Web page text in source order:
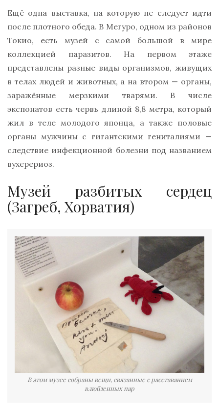
Ещё одна выставка, на которую не следует идти
после плотного обеда. В Мегуро, одном из районов
Токио, есть музей с самой большой в мире
коллекцией паразитов. На первом этаже
представлены разные виды организмов, живущих
в телах людей и животных, а на втором — органы,
заражённые мерзкими тварями. В числе
экспонатов есть червь длиной 8,8 метра, который
жил в теле молодого японца, а также половые
органы мужчины с гигантскими гениталиями —
следствие инфекционной болезни под названием
вухерериоз.
Музей разбитых сердец
(Загреб, Хорватия)
В этом музее собраны вещи, связанные с расставанием
влюбленных пар